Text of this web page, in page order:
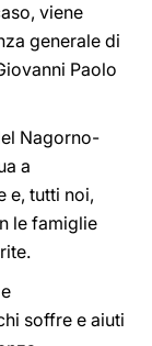
viene
generale di
Paolo
Nagorno-
a
e, tutti noi,
le famiglie
soffre e aiuti